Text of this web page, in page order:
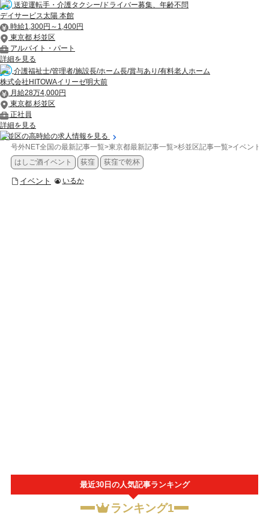
送迎運転手・介護タクシー/ドライバー募集、年齢不問
デイサービス太陽 本館
時給1,300円～1,400円
東京都 杉並区
アルバイト・パート
詳細を見る
介護福祉士/管理者/施設長/ホーム長/賞与あり/有料老人ホーム
株式会社HITOWAイリーゼ明大前
月給28万4,000円
東京都 杉並区
正社員
詳細を見る
杉並区の高時給の求人情報を見る
号外NET全国の最新記事一覧>東京都最新記事一覧>杉並区記事一覧>イベント
はしご酒イベント
荻窪 荻窪で乾杯
イベント いるか
最近30日の人気記事ランキング
ランキング1